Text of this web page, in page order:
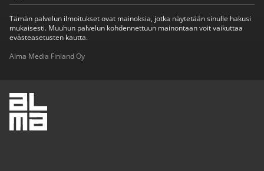
Tämän palvelun ilmoitukset ovat mainoksia, jotka näytetään sinulle hakusi
mukaisesti. Muuhun palvelun kohdennettuun mainontaan voit vaikuttaa
evästeasetusten kautta.
Alma Media Finland Oy